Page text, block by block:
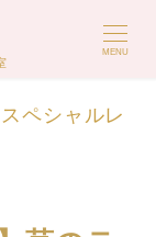
MENU
スペシャルレ